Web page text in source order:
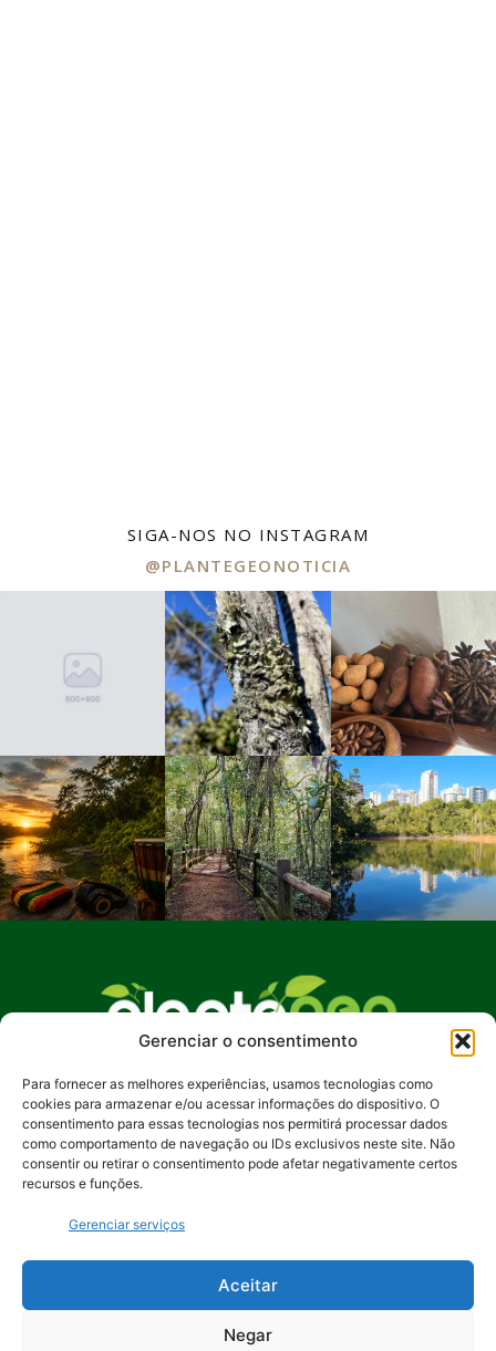
Gerenciar o consentimento
Para fornecer as melhores experiências, usamos tecnologias como
cookies para armazenar e/ou acessar informações do dispositivo. O
consentimento para essas tecnologias nos permitirá processar dados
como comportamento de navegação ou IDs exclusivos neste site. Não
consentir ou retirar o consentimento pode afetar negativamente certos
recursos e funções.
Gerenciar serviços
Aceitar
Negar
SIGA-NOS NO INSTAGRAM
@PLANTEGEONOTICIA
No Plante Geo Notícias, buscamos promover
uma compreensão mais profunda das questões
ambientais, incentivando ações sustentáveis e
despertando o interesse pela preservação de
nosso planeta. Junte-se a nós na jornada rumo a
um futuro mais verde e equilibrado.
Contato:contato@plantegeonoticias.com.br